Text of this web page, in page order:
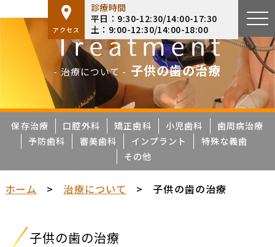
アクセス
診療時間
平日：9:30-12:30/14:00-17:30
土：9:00-12:30/14:00-18:00
- 治療について - 子供の歯の治療
保存治療 口腔外科 矯正歯科 小児歯科
歯周病治療
予防歯科
審美歯科 インプラント
特殊な義歯
その他
ホーム > 治療について > 子供の歯の治療
子供の歯の治療